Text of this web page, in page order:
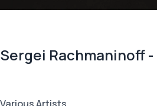
Sergei Rachmaninoff -